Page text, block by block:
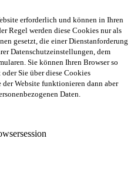
erforderlich und können in Ihren
Regel werden diese Cookies nur als
gesetzt, die einer Dienstanforderung
Datenschutzeinstellungen, dem
Sie können Ihren Browser so
Sie über diese Cookies
Website funktionieren dann aber
Daten.